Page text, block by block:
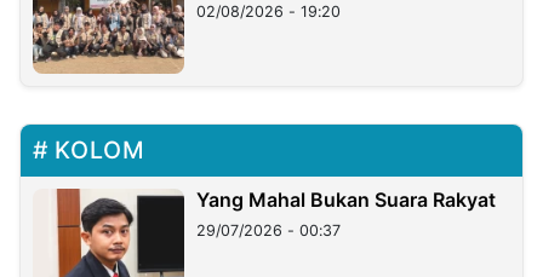
02/08/2026 - 19:20
KOLOM
Yang Mahal Bukan Suara Rakyat
29/07/2026 - 00:37